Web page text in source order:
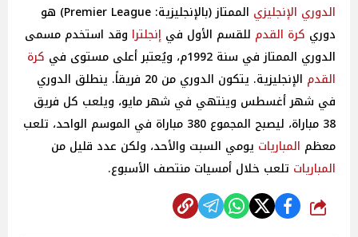
الدوري الإنجليزي
الممتاز (بالإنجليزية: Premier League)‏ هو
دوري كرة القدم للقسم الأول في إنجلترا وقد استخدم مسمى
الدوري الممتاز في سنة 1992م، ويُعتبر أعلى مستوى في
كرة
القدم
الإنجليزية. يتكون الدوري من 20 فريقاً. ينطلق الدوري
في شهر أغسطس وينتهي في شهر مايو، ويلعب كل فريق
38 مباراة، ليصبح المجموع 380 مباراة في الموسم الواحد، تلعب
معظم المباريات يومي السبت والأحد، ولكن عدد قليل من
المباريات تلعب خلال أمسيات منتصف الأسبوع.
شارك